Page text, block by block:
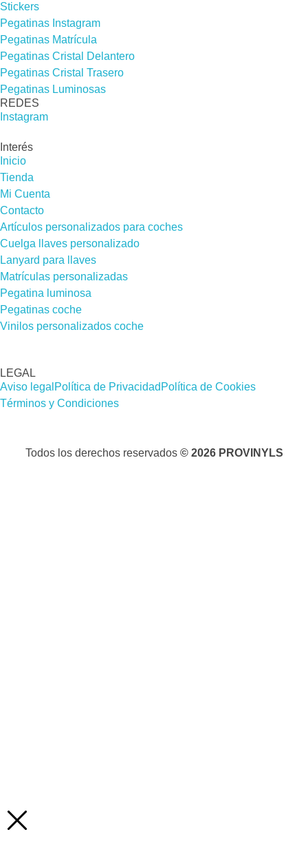
Stickers
Pegatinas Instagram
Pegatinas Matrícula
Pegatinas Cristal Delantero
Pegatinas Cristal Trasero
Pegatinas Luminosas
REDES​
Instagram
Interés
Inicio
Tienda
Mi Cuenta
Contacto
Artículos personalizados para coches
Cuelga llaves personalizado
Lanyard para llaves
Matrículas personalizadas
Pegatina luminosa
Pegatinas coche
Vinilos personalizados coche
LEGAL
Aviso legal Política de Privacidad Política de Cookies
Términos y Condiciones
Todos los derechos reservados © 2026 PROVINYLS